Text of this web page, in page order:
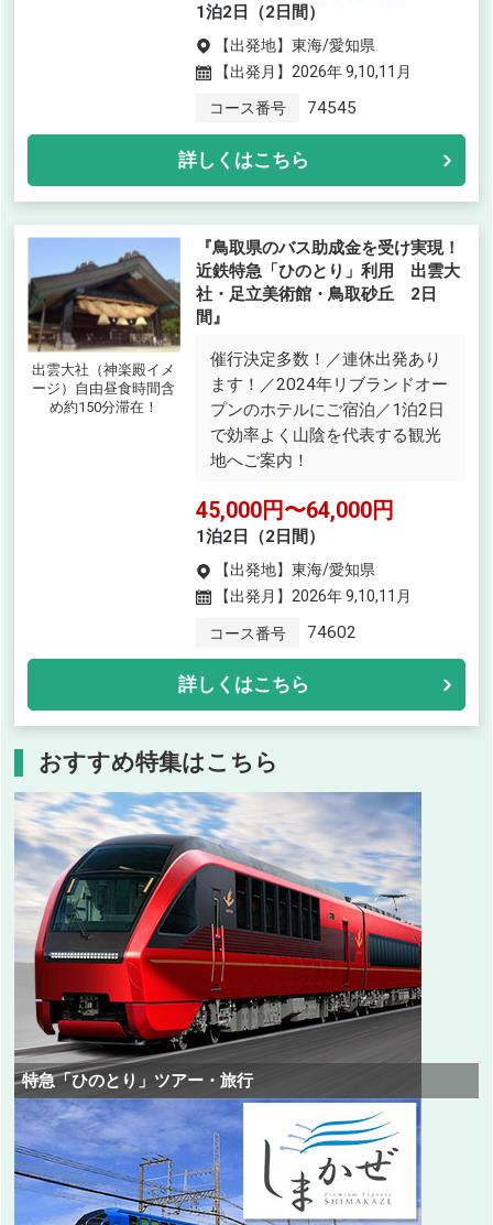
1泊2日（2日間）
【出発地】 東海/愛知県
【出発月】 2026年 9,10,11月
コース番号 74545
詳しくはこちら
出雲大社（神楽殿イメ
ージ）自由昼食時間含
め約150分滞在！
『鳥取県のバス助成金を受け実現！
近鉄特急「ひのとり」利用 出雲大
社・足立美術館・鳥取砂丘 2日
間』
催行決定多数！／連休出発あり
ます！／2024年リブランドオー
プンのホテルにご宿泊／1泊2日
で効率よく山陰を代表する観光
地へご案内！
45,000円〜64,000円
1泊2日（2日間）
【出発地】 東海/愛知県
【出発月】 2026年 9,10,11月
コース番号 74602
詳しくはこちら
おすすめ特集はこちら
特急「ひのとり」ツアー・旅行